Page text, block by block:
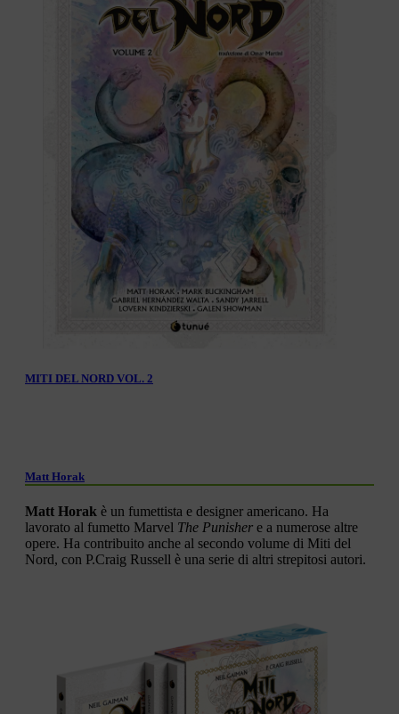
MITI DEL NORD VOL. 2
Matt Horak
Matt Horak è un fumettista e designer americano. Ha
lavorato al fumetto Marvel The Punisher e a numerose altre
opere. Ha contribuito anche al secondo volume di Miti del
Nord, con P.Craig Russell è una serie di altri strepitosi autori.